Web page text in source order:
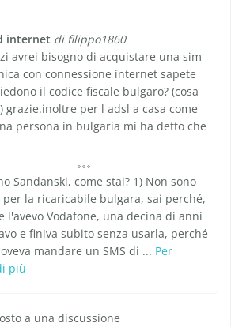
internet di filippo1860
avrei bisogno di acquistare una sim
con connessione internet sapete
il codice fiscale bulgaro? (cosa
grazie.inoltre per l adsl a casa come
persona in bulgaria mi ha detto che
Sandanski, come stai? 1) Non sono
per la ricaricabile bulgara, sai perché,
l'avevo Vodafone, una decina di anni
e finiva subito senza usarla, perché
mandare un SMS di ... Per
più
a una discussione